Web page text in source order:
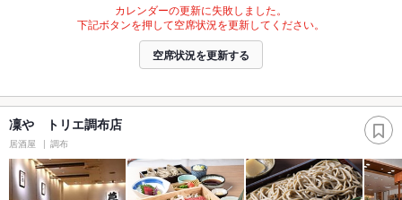
カレンダーの更新に失敗しました。
下記ボタンを押して空席状況を更新してください。
空席状況を更新する
凜や トリエ調布店
居酒屋 調布